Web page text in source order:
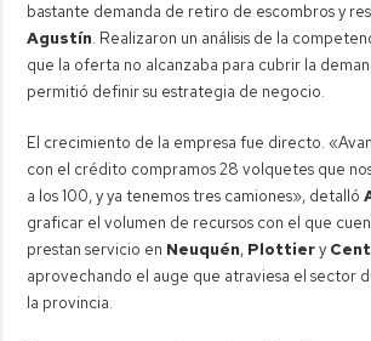
bastante demanda de retiro de escombros y
Agustín. Realizaron un análisis de la
que la oferta no alcanzaba para cubrir la
permitió definir su estrategia de negocio.
El crecimiento de la empresa fue directo.
con el crédito compramos 28 volquetes que
a los 100, y ya tenemos tres camiones», detalló
graficar el volumen de recursos con el que
prestan servicio en Neuquén, Plottiery
aprovechando el auge que atraviesa el sector
la provincia.